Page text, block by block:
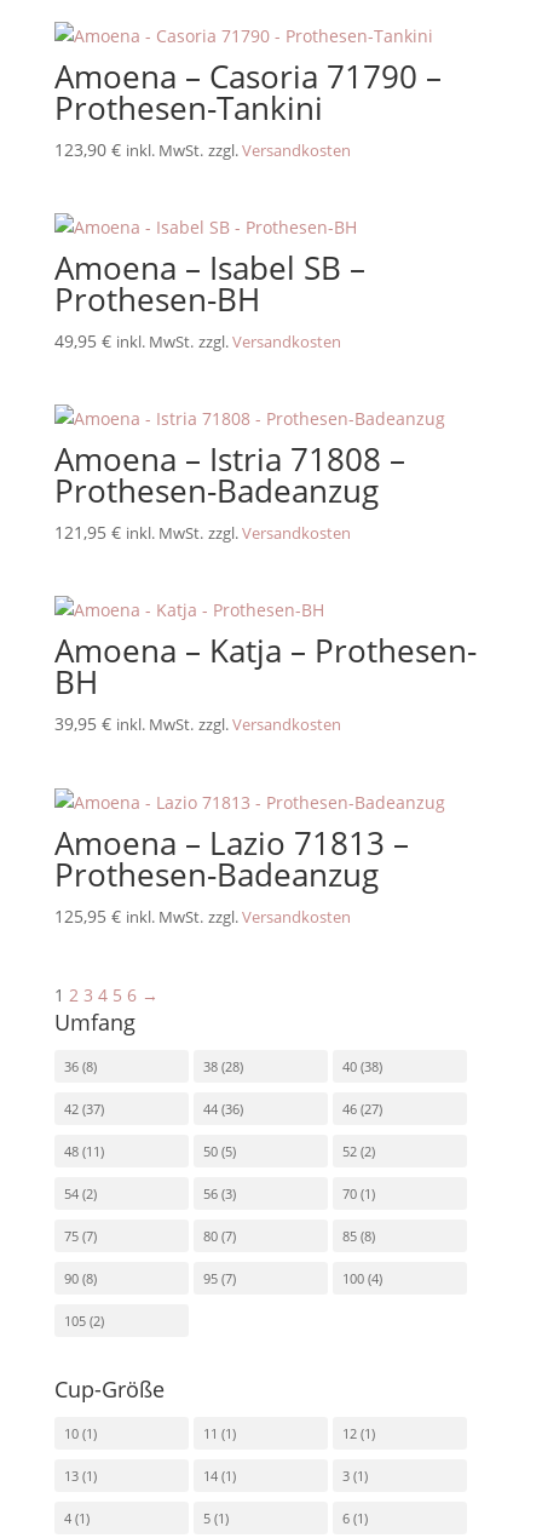
Amoena – Casoria 71790 –
Prothesen-Tankini
123,90 € inkl. MwSt. zzgl.Versandkosten
Amoena – Isabel SB –
Prothesen-BH
49,95 € inkl. MwSt. zzgl.Versandkosten
Amoena – Istria 71808 –
Prothesen-Badeanzug
121,95 € inkl. MwSt. zzgl.Versandkosten
Amoena – Katja – Prothesen-
BH
39,95 € inkl. MwSt. zzgl.Versandkosten
Amoena – Lazio 71813 –
Prothesen-Badeanzug
125,95 € inkl. MwSt. zzgl.Versandkosten
1 2 3 4 5 6 →
Umfang
36 (8) 38 (28) 40 (38)
42 (37) 44 (36) 46 (27)
48 (11) 50 (5) 52 (2)
54 (2) 56 (3) 70 (1)
75 (7) 80 (7) 85 (8)
90 (8) 95 (7) 100 (4)
105 (2)
Cup-Größe
10 (1) 11 (1) 12 (1)
13 (1) 14 (1) 3 (1)
4 (1) 5 (1) 6 (1)